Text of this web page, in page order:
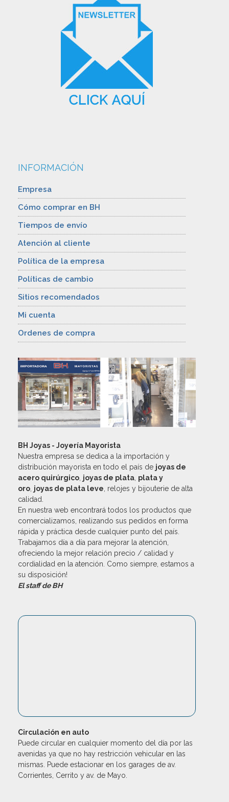
INFORMACIÓN
Empresa
Cómo comprar en BH
Tiempos de envío
Atención al cliente
Política de la empresa
Políticas de cambio
Sitios recomendados
Mi cuenta
Ordenes de compra
BH Joyas - Joyería Mayorista
Nuestra empresa se dedica a la importación y
distribución mayorista en todo el país de joyas de
acero quirúrgico joyas de plata plata y
oro joyas de plata leve , relojes y bijouterie de alta
calidad.
En nuestra web encontrará todos los productos que
comercializamos, realizando sus pedidos en forma
rápida y práctica desde cualquier punto del país.
Trabajamos día a día para mejorar la atención,
ofreciendo la mejor relación precio / calidad y
cordialidad en la atención. Como siempre, estamos a
su disposición!
El staff de BH
Circulación en auto
Puede circular en cualquier momento del día por las
avenidas ya que no hay restricción vehicular en las
mismas. Puede estacionar en los garages de av.
Corrientes, Cerrito y av. de Mayo.